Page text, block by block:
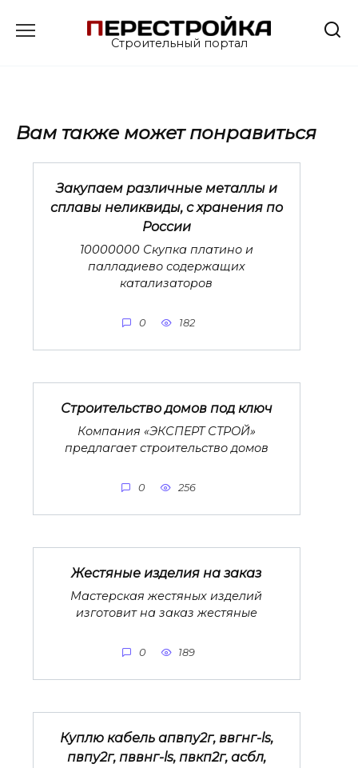
Строительный портал
Вам также может понравиться
Закупаем различные металлы и
сплавы неликвиды, с хранения по
России
10000000 Скупка платино и
палладиево содержащих
катализаторов
0 182
Строительство домов под ключ
Компания «ЭКСПЕРТ СТРОЙ»
предлагает строительство домов
0 256
Жестяные изделия на заказ
Мастерская жестяных изделий
изготовит на заказ жестяные
0 189
Куплю кабель апвпу2г, ввгнг-ls,
пвпу2г, пввнг-ls, пвкп2г, асбл,